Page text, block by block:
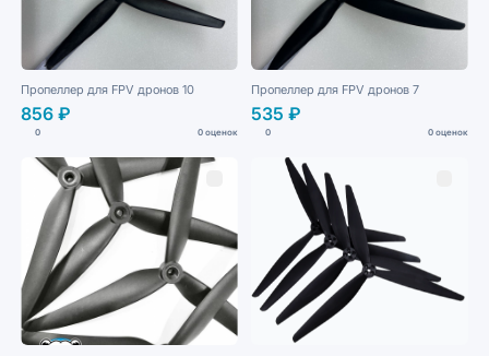
Пропеллер для FPV дронов 10
856 ₽
0 0 оценок
Пропеллер для FPV дронов 7
535 ₽
0 0 оценок